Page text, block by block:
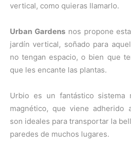
vertical, como quieras llamarlo.
Urban Gardensnos propone
jardín vertical, soñado para
no tengan espacio, o bien que
que les encante las plantas.
Urbio es un fantástico sistema
magnético, que viene adherido
son ideales para transportar la
paredes de muchos lugares.